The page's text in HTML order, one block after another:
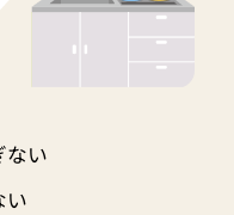
い
い